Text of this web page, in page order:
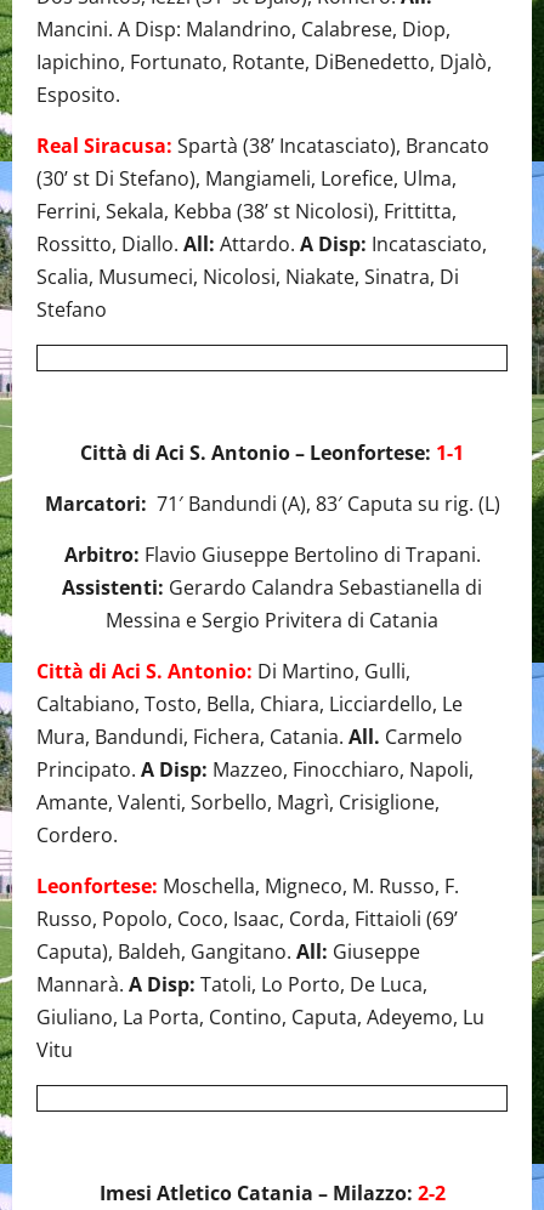
Mancini. A Disp: Malandrino, Calabrese, Diop,
Iapichino, Fortunato, Rotante, DiBenedetto, Djalò,
Esposito.
Real Siracusa: Spartà (38’ Incatasciato), Brancato
(30’ st Di Stefano), Mangiameli, Lorefice, Ulma,
Ferrini, Sekala, Kebba (38’ st Nicolosi), Frittitta,
Rossitto, Diallo. All: Attardo. A Disp: Incatasciato,
Scalia, Musumeci, Nicolosi, Niakate, Sinatra, Di
Stefano
Città di Aci S. Antonio – Leonfortese: 1-1
Marcatori: 71′ Bandundi (A), 83′ Caputa su rig. (L)
Arbitro: Flavio Giuseppe Bertolino di Trapani.
Assistenti: Gerardo Calandra Sebastianella di
Messina e Sergio Privitera di Catania
Città di Aci S. Antonio: Di Martino, Gulli,
Caltabiano, Tosto, Bella, Chiara, Licciardello, Le
Mura, Bandundi, Fichera, Catania. All. Carmelo
Principato. A Disp: Mazzeo, Finocchiaro, Napoli,
Amante, Valenti, Sorbello, Magrì, Crisiglione,
Cordero.
Leonfortese: Moschella, Migneco, M. Russo, F.
Russo, Popolo, Coco, Isaac, Corda, Fittaioli (69’
Caputa), Baldeh, Gangitano. All: Giuseppe
Mannarà. A Disp: Tatoli, Lo Porto, De Luca,
Giuliano, La Porta, Contino, Caputa, Adeyemo, Lu
Vitu
Imesi Atletico Catania – Milazzo: 2-2